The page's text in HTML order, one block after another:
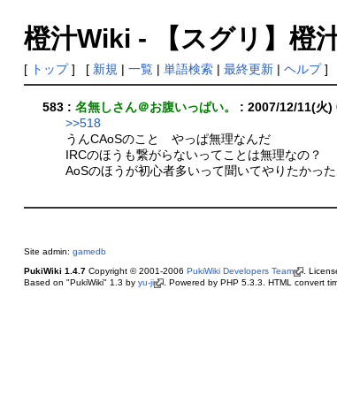
橙汁Wiki - 【スグリ】橙
[ トップ] [ 新規 | 一覧| 単語検索| 最終更新| ヘルプ]
583 :名無しさん＠お腹いっぱい。
: 2007/12/11(火
>>518
うんCAoSのこと やっぱ無理なんだ
IRCのほうも繋がらないってことは無理なの？
AoSのほうが初心者多いって聞いてやりたかっ
Site admin: gamedb
PukiWiki 1.4.7Copyright © 2001-2006 PukiWiki Developers Team .
Based on "PukiWiki" 1.3 by yu-ji . Powered by PHP 5.3.3. HTML convert